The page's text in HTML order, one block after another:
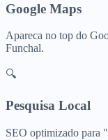
Google Maps
Apareca no top do
Funchal.
🔍
Pesquisa Local
SEO optimizado para "